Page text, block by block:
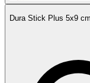
Dura Stick Plus 5x9